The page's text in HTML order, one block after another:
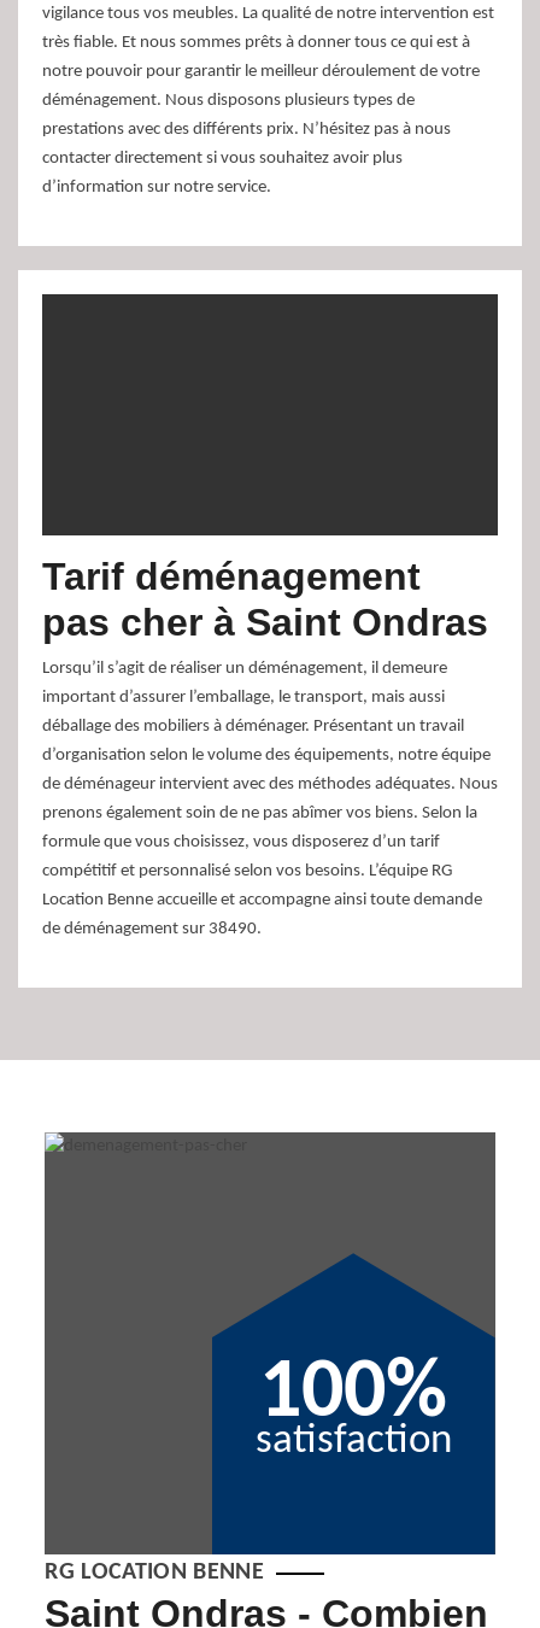
vigilance tous vos meubles. La qualité de notre intervention est
très fiable. Et nous sommes prêts à donner tous ce qui est à
notre pouvoir pour garantir le meilleur déroulement de votre
déménagement. Nous disposons plusieurs types de
prestations avec des différents prix. N’hésitez pas à nous
contacter directement si vous souhaitez avoir plus
d’information sur notre service.
Tarif déménagement
pas cher à Saint Ondras
Lorsqu’il s’agit de réaliser un déménagement, il demeure
important d’assurer l’emballage, le transport, mais aussi
déballage des mobiliers à déménager. Présentant un travail
d’organisation selon le volume des équipements, notre équipe
de déménageur intervient avec des méthodes adéquates. Nous
prenons également soin de ne pas abîmer vos biens. Selon la
formule que vous choisissez, vous disposerez d’un tarif
compétitif et personnalisé selon vos besoins. L’équipe RG
Location Benne accueille et accompagne ainsi toute demande
de déménagement sur 38490.
100%
satisfaction
RG LOCATION BENNE
Saint Ondras - Combien